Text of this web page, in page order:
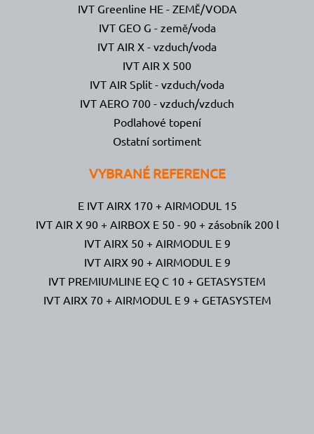
IVT Greenline HE - ZEMĚ/VODA
IVT GEO G - země/voda
IVT AIR X - vzduch/voda
IVT AIR X 500
IVT AIR Split - vzduch/voda
IVT AERO 700 - vzduch/vzduch
Podlahové topení
Ostatní sortiment
VYBRANÉ REFERENCE
E IVT AIRX 170 + AIRMODUL 15
IVT AIR X 90 + AIRBOX E 50 - 90 + zásobník 200 l
IVT AIRX 50 + AIRMODUL E 9
IVT AIRX 90 + AIRMODUL E 9
IVT PREMIUMLINE EQ C 10 + GETASYSTEM
IVT AIRX 70 + AIRMODUL E 9 + GETASYSTEM